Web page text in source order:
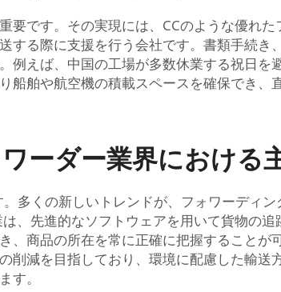
要です。その実現には、CCのような優れ
る際に支援を行う会社です。書類手続
例えば、中国の工場が多数休業する祝日
舶や航空機の積載スペースを確保でき、
ーダー業界における
多くの新しいトレンドが、フォワーディ
、先進的なソフトウェアを用いて貨物の
、商品の所在を常に正確に把握すること
減を目指しており、環境に配慮した輸送
す。